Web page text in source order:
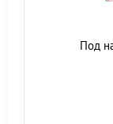
Под